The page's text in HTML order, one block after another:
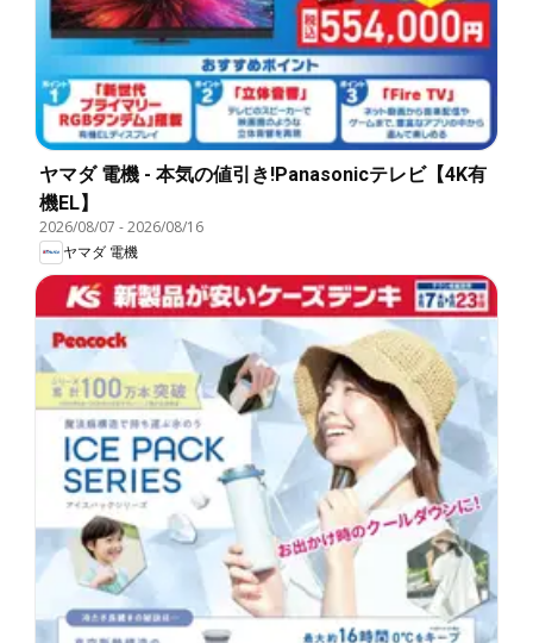
ヤマダ 電機 - 本気の値引き!Panasonicテレビ【4K有
機EL】
2026/08/07 -2026/08/16
ヤマダ 電機